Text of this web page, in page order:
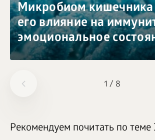
1 / 8
Микробиом
его влияние на
эмоциональное
Рекомендуем почитать по теме